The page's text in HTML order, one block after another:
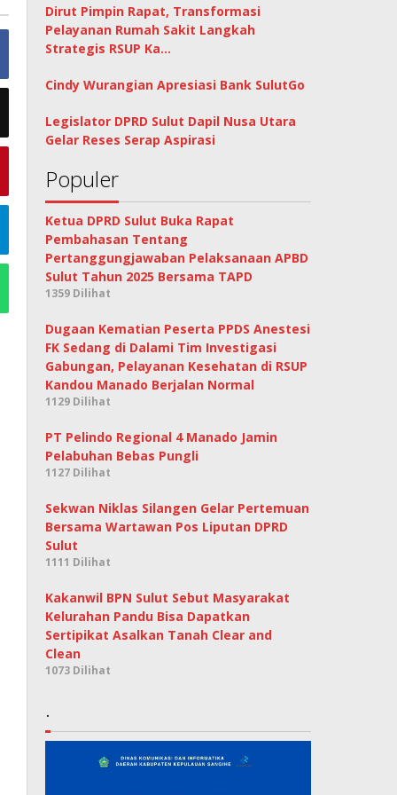
Dirut Pimpin Rapat, Transformasi
Pelayanan Rumah Sakit Langkah
Strategis RSUP Ka…
Cindy Wurangian Apresiasi Bank SulutGo
Legislator DPRD Sulut Dapil Nusa Utara
Gelar Reses Serap Aspirasi
Populer
Ketua DPRD Sulut Buka Rapat
Pembahasan Tentang
Pertanggungjawaban Pelaksanaan APBD
Sulut Tahun 2025 Bersama TAPD
1359 Dilihat
Dugaan Kematian Peserta PPDS Anestesi
FK Sedang di Dalami Tim Investigasi
Gabungan, Pelayanan Kesehatan di RSUP
Kandou Manado Berjalan Normal
1129 Dilihat
PT Pelindo Regional 4 Manado Jamin
Pelabuhan Bebas Pungli
1127 Dilihat
Sekwan Niklas Silangen Gelar Pertemuan
Bersama Wartawan Pos Liputan DPRD
Sulut
1111 Dilihat
Kakanwil BPN Sulut Sebut Masyarakat
Kelurahan Pandu Bisa Dapatkan
Sertipikat Asalkan Tanah Clear and
Clean
1073 Dilihat
.